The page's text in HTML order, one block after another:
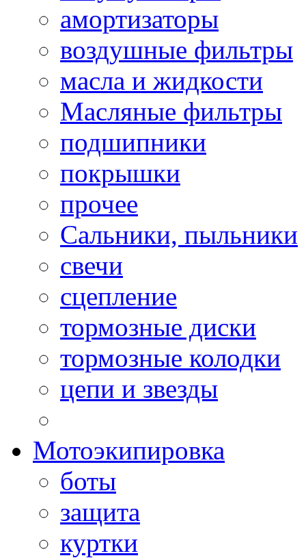
амортизаторы
воздушные фильтры
масла и жидкости
Масляные фильтры
подшипники
покрышки
прочее
Сальники, пыльники
свечи
сцепление
тормозные диски
тормозные колодки
цепи и звезды
Мотоэкипировка
боты
защита
куртки